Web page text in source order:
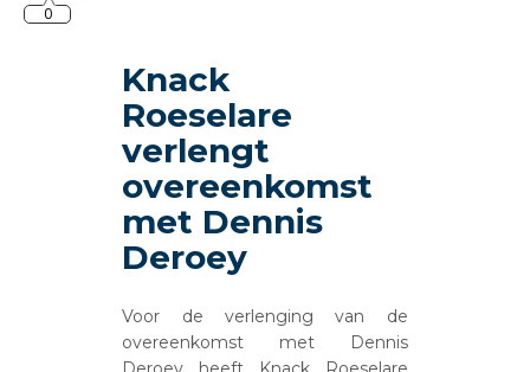
0
Knack
Roeselare
verlengt
overeenkomst
met Dennis
Deroey
Voor de verlenging van de
overeenkomst met Dennis